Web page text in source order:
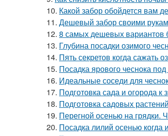
10. Какой забор обойдется вам
11. Дешевый забор своими
12. 8 самых дешевых вариантов
13. Глубина посадки озимого
14. Пять секретов когда сажать
15. Посадка ярового чеснока
16. Идеальные соседи для
17. Подготовка сада и огорода к
18. Подготовка садовых
19. Перегной осенью на грядки.
20. Посадка лилий осенью когда